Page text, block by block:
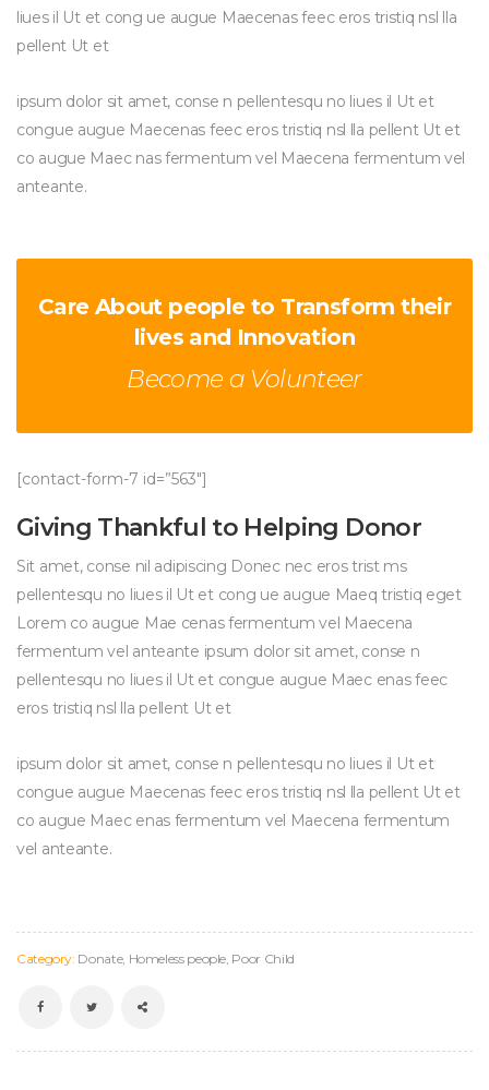
liues il Ut et cong ue augue Maecenas feec eros tristiq nsl lla
pellent Ut et
ipsum dolor sit amet, conse n pellentesqu no liues il Ut et
congue augue Maecenas feec eros tristiq nsl lla pellent Ut et
co augue Maec nas fermentum vel Maecena fermentum vel
anteante.
Care About people to Transform their
lives and Innovation
Become a Volunteer
[contact-form-7 id=”563″]
Giving Thankful to Helping Donor
Sit amet, conse nil adipiscing Donec nec eros trist ms
pellentesqu no liues il Ut et cong ue augue Maeq tristiq eget
Lorem co augue Mae cenas fermentum vel Maecena
fermentum vel anteante ipsum dolor sit amet, conse n
pellentesqu no liues il Ut et congue augue Maec enas feec
eros tristiq nsl lla pellent Ut et
ipsum dolor sit amet, conse n pellentesqu no liues il Ut et
congue augue Maecenas feec eros tristiq nsl lla pellent Ut et
co augue Maec enas fermentum vel Maecena fermentum
vel anteante.
Category: Donate, Homeless people Poor Child